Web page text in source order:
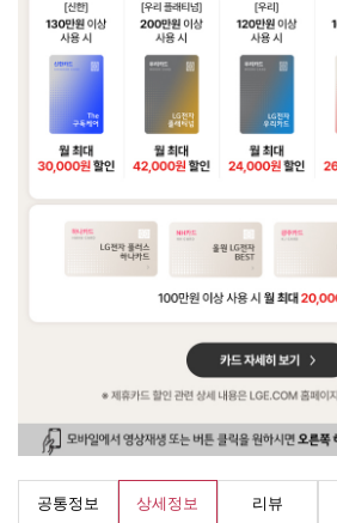
공통정보 상세정보 리뷰